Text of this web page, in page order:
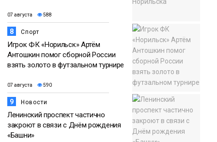
07 августа 588
8 Спорт
Игрок ФК «Норильск» Артём
Антошкин помог сборной России
взять золото в футзальном турнире
07 августа 590
9 Новости
Ленинский проспект частично
закроют в связи с Днём рождения
«Башни»